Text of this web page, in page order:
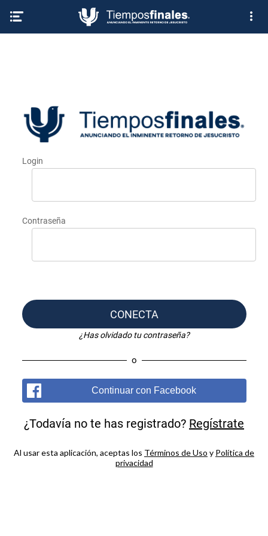
Login
Contraseña
CONECTA
¿Has olvidado tu contraseña?
o
Continuar con Facebook
¿Todavía no te has registrado? Regístrate
Al usar esta aplicación, aceptas los Términos de Uso y Política de
privacidad